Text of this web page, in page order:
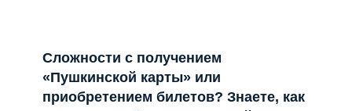
Лента не найдена
Решаем вместе